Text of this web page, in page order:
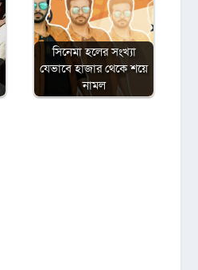
সিনেমা হলের সংখ্যা
যেভাবে হাজার থেকে শয়ে
নামল